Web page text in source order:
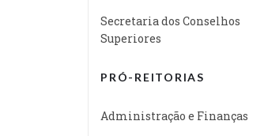
Secretaria dos Conselhos
Superiores
PRÓ-REITORIAS
Administração e Finanças